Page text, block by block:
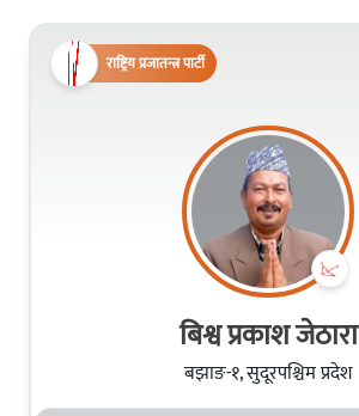
राष्ट्रिय प्रजातन्त्र पार्टी
बिश्व प्रकाश जेठारा
बझाङ-१, सुदूरपश्चिम प्रदेश